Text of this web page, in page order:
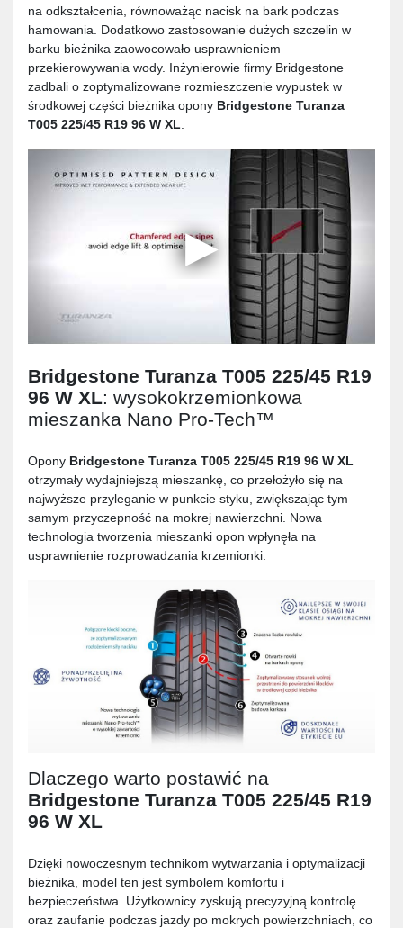
na odkształcenia, równoważąc nacisk na bark podczas
hamowania. Dodatkowo zastosowanie dużych szczelin w
barku bieżnika zaowocowało usprawnieniem
przekierowywania wody. Inżynierowie firmy Bridgestone
zadbali o zoptymalizowane rozmieszczenie wypustek w
środkowej części bieżnika opony Bridgestone Turanza
T005 225/45 R19 96 W XL
Bridgestone Turanza T005 225/45 R19
96 W XL: wysokokrzemionkowa
mieszanka Nano Pro-Tech™
Opony Bridgestone Turanza T005 225/45 R19 96 W XL
otrzymały wydajniejszą mieszankę, co przełożyło się na
najwyższe przyleganie w punkcie styku, zwiększając tym
samym przyczepność na mokrej nawierzchni. Nowa
technologia tworzenia mieszanki opon wpłynęła na
usprawnienie rozprowadzania krzemionki.
Dlaczego warto postawić na
Bridgestone Turanza T005 225/45 R19
96 W XL
Dzięki nowoczesnym technikom wytwarzania i optymalizacji
bieżnika, model ten jest symbolem komfortu i
bezpieczeństwa. Użytkownicy zyskują precyzyjną kontrolę
oraz zaufanie podczas jazdy po mokrych powierzchniach, co